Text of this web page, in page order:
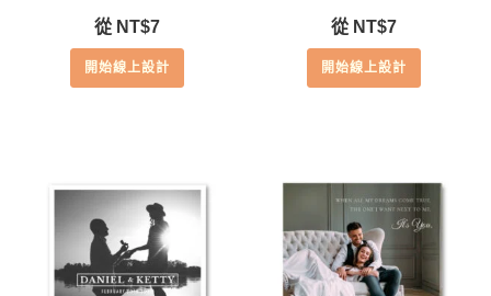
從 NT$7
開始線上設計
從 NT$7
開始線上設計